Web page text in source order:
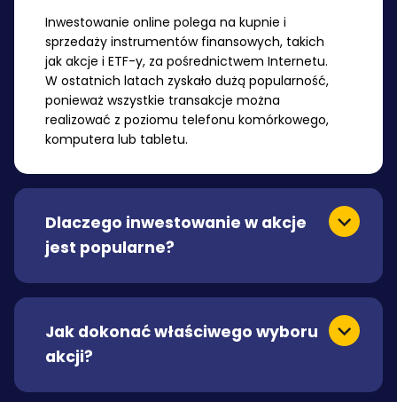
Inwestowanie online polega na kupnie i
sprzedaży instrumentów finansowych, takich
jak akcje i ETF-y, za pośrednictwem Internetu.
W ostatnich latach zyskało dużą popularność,
ponieważ wszystkie transakcje można
realizować z poziomu telefonu komórkowego,
komputera lub tabletu.
Dlaczego inwestowanie w akcje
jest popularne?
Jak dokonać właściwego wyboru
akcji?